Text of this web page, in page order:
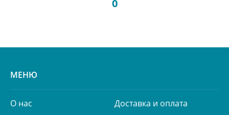
0
МЕНЮ
О нас Доставка и оплата